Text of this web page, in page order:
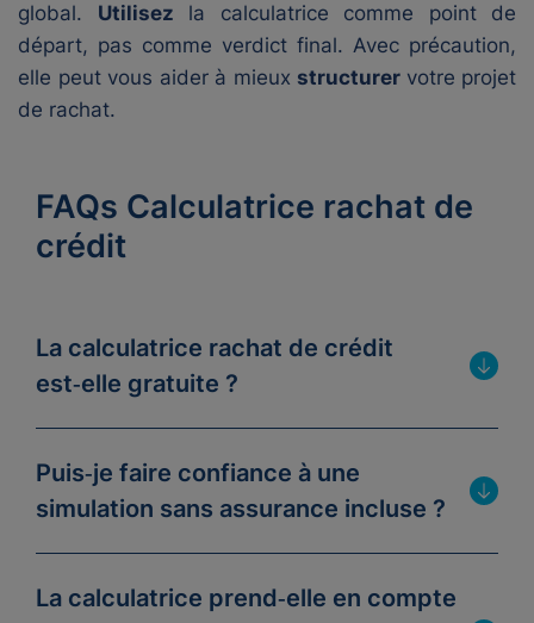
global. Utilisez la calculatrice comme point de
départ, pas comme verdict final. Avec précaution,
elle peut vous aider à mieux structurer votre projet
de rachat.
FAQs Calculatrice rachat de
crédit
La calculatrice rachat de crédit
est‑elle gratuite ?
Puis‑je faire confiance à une
simulation sans assurance incluse ?
La calculatrice prend‑elle en compte